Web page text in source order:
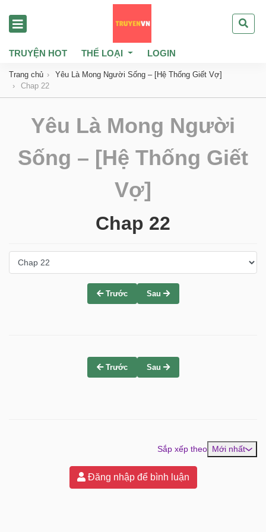
TRUYỆN HOT THỂ LOẠI LOGIN
Trang chủ
Yêu Là Mong Người Sống – [Hệ Thống Giết Vợ]
Chap 22
Yêu Là Mong Người
Sống – [Hệ Thống Giết
Vợ]
Chap 22
Trước Sau
Trước Sau
Sắp xếp theo Mới nhất
Đăng nhập để bình luận